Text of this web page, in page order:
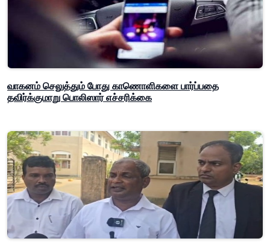
வாகனம் செலுத்தும் போது காணொளிகளை பார்ப்பதை
தவிர்க்குமாறு பொலிஸார் எச்சரிக்கை